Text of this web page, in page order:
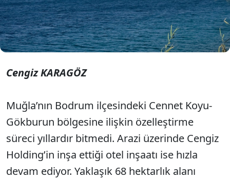
Mehmet Cengiz’in sahibi olduğu Cengiz
Holding’in mülkiyetine geçti.
Cengiz KARAGÖZ
Muğla’nın Bodrum ilçesindeki Cennet Koyu-
Gökburun bölgesine ilişkin özelleştirme
süreci yıllardır bitmedi. Arazi üzerinde Cengiz
Holding’in inşa ettiği otel inşaatı ise hızla
devam ediyor. Yaklaşık 68 hektarlık alanı